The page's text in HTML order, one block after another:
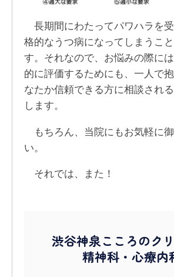
長期間にわたってパワハラを
格的なうつ病になってしまうこ
す。それなので、お悩みの際に
的に評価するためにも、一人で
なたか信頼できる方に相談され
します。
もちろん、当院にもお気軽に
い。
それでは、また！
渋谷神泉こころのク
精神科・心療内